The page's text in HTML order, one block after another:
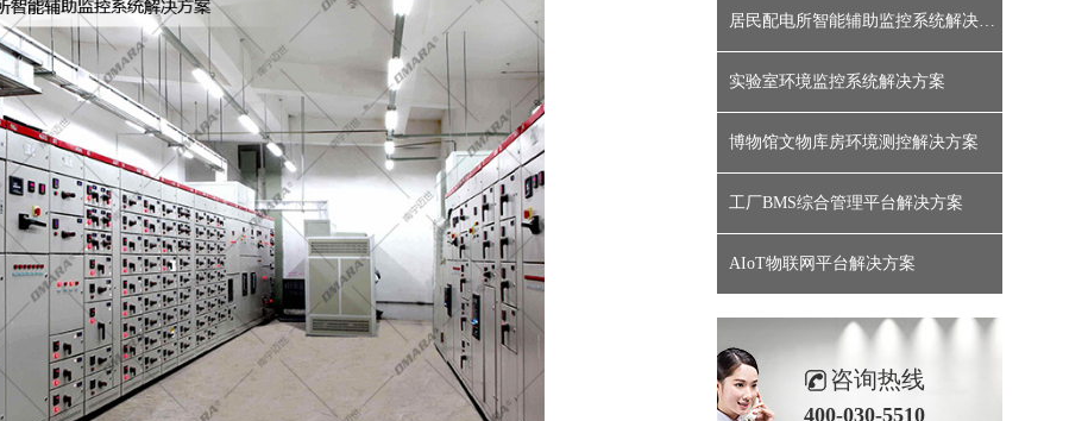
居民配电所智能辅助监控系统解决方案
实验室环境监控系统解决方案
博物馆文物库房环境测控解决方案
工厂BMS综合管理平台解决方案
AIoT物联网平台解决方案
咨询热线
400-030-5510